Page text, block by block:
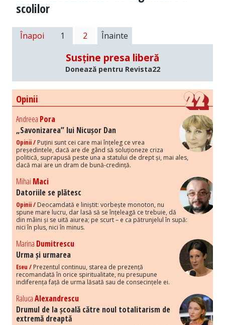
scolilor
Înapoi 1 2 Înainte
Susține presa liberă
Donează pentru Revista22
Opinii
Andreea Pora
„Savonizarea” lui Nicușor Dan
Opinii / Puțini sunt cei care mai înțeleg ce vrea
președintele, dacă are de gând să soluționeze criza
politică, suprapusă peste una a statului de drept și, mai ales,
dacă mai are un dram de bună-credință.
Mihai Maci
Datoriile se plătesc
Opinii / Deocamdată e liniștit: vorbește monoton, nu
spune mare lucru, dar lasă să se înțeleagă ce trebuie, dă
din mâini și se uită aiurea; pe scurt – e ca pătrunjelul în supă:
nici în plus, nici în minus.
Marina Dumitrescu
Urma și urmarea
Eseu / Prezentul continuu, starea de prezență
recomandată în orice spiritualitate, nu presupune
indiferența față de urma lăsată sau de consecințele ei.
RalucaAlexandrescu
Drumul de la școală către noul totalitarism de
extremă dreaptă